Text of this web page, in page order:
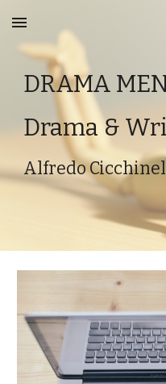
Skip to main content
DRAMA
Drama &
Alfredo